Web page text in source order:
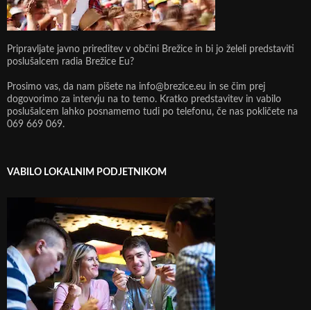
Pripravljate javno prireditev v občini Brežice in bi jo želeli predstaviti
poslušalcem radia Brežice Eu?
Prosimo vas, da nam pišete na info@brezice.eu in se čim prej
dogovorimo za intervju na to temo. Kratko predstavitev in vabilo
poslušalcem lahko posnamemo tudi po telefonu, če nas pokličete na
069 669 069.
VABILO LOKALNIM PODJETNIKOM